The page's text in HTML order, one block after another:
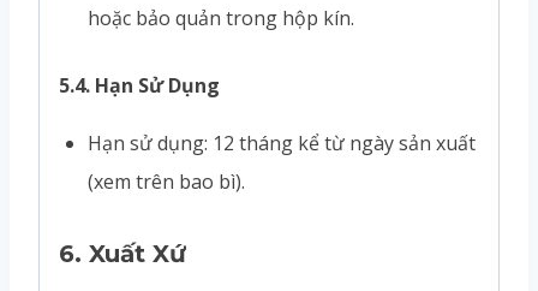
hoặc bảo quản trong hộp kín.
5.4. Hạn Sử Dụng
Hạn sử dụng: 12 tháng kể từ ngày sản xuất
(xem trên bao bì).
6. Xuất Xứ